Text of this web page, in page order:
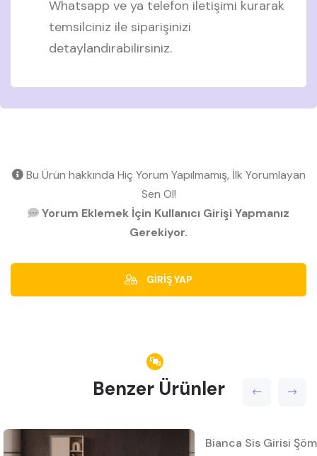
Whatsapp ve ya telefon iletişimi kurarak
temsilciniz ile siparişinizi
detaylandırabilirsiniz.
Bu Ürün hakkında Hiç Yorum Yapılmamış, İlk Yorumlayan
Sen Ol!
Yorum Eklemek İçin Kullanıcı Girişi Yapmanız
Gerekiyor.
GİRİŞ YAP
Benzer Ürünler